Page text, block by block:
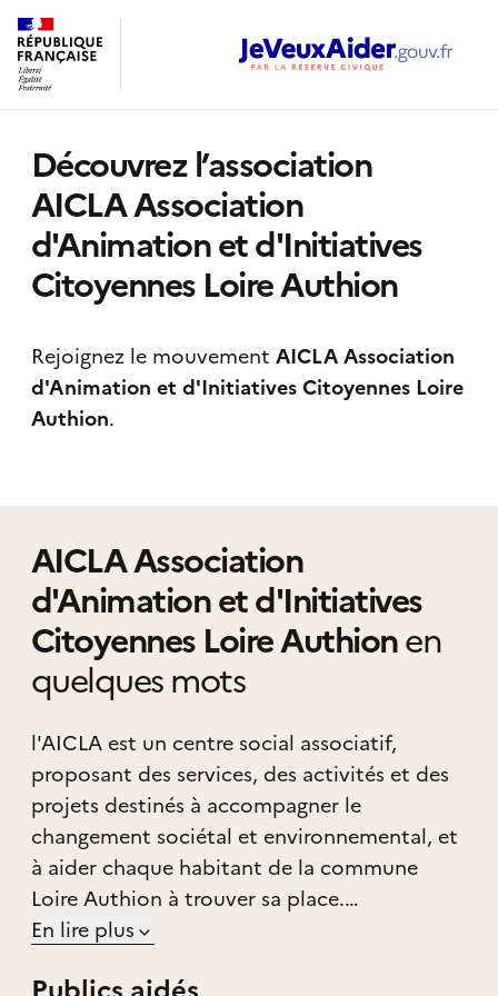
Découvrez l’association
AICLA Association
d'Animation et d'Initiatives
Citoyennes Loire Authion
Rejoignez le mouvement AICLA Association
d'Animation et d'Initiatives Citoyennes Loire
Authion.
AICLA Association
d'Animation et d'Initiatives
Citoyennes Loire Authionen
quelques mots
l'AICLA est un centre social associatif,
proposant des services, des activités et des
projets destinés à accompagner le
changement sociétal et environnemental, et
à aider chaque habitant de la commune
Loire Authion à trouver sa place.
Nos actions permettent à tous de mieux se
En lire plus